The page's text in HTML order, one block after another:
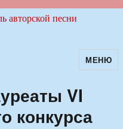
авторскойМЕНЮ
VI
конкурса